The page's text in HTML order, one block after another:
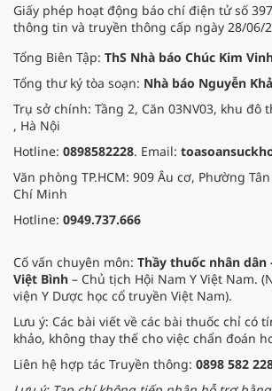
Giấy phép hoạt động báo chí điện tử số
thông tin và truyền thông cấp ngày 28/06/
Tổng Biên Tập: ThS Nhà báo Chúc Kim
Tổng thư ký tòa soạn: Nhà báo Nguyễn
Trụ sở chính: Tầng 2, Căn 03NV03, khu đô
, Hà Nội
Hotline: 0898582228. Email:
Văn phòng TP.HCM: 909 Âu cơ, Phường
Chí Minh
Hotline: 0949.737.666
Cố vấn chuyên môn: Thầy thuốc nhân dân
Việt Bình – Chủ tịch Hội Nam Y Việt Nam.
viện Y Dược học cổ truyền Việt Nam).
Lưu ý: Các bài viết về các bài thuốc chỉ có
khảo, không thay thế cho việc chẩn đoán
Liên hệ hợp tác Truyền thông: 0898 582